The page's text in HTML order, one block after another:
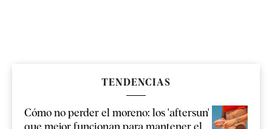
TENDENCIAS
Cómo no perder el moreno: los 'aftersun'
que mejor funcionan para mantener el